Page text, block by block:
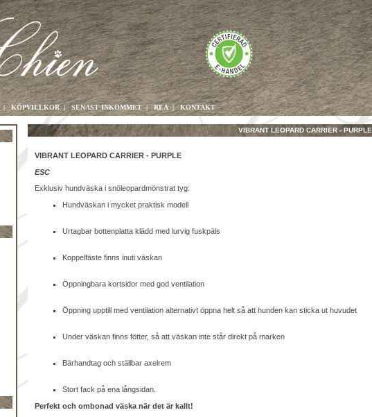
| KÖPVILLKOR| SENAST INKOMMET| REA|KONTAKT
VIBRANT LEOPARD CARRIER - PURPLE
VIBRANT LEOPARD CARRIER - PURPLE
ESC
Exklusiv hundväska i snöleopardmönstrat tyg:
Hundväskan i mycket praktisk modell
Urtagbar bottenplatta klädd med lurvig fuskpäls
Koppelfäste finns inuti väskan
Öppningbara kortsidor med god ventilation
Öppning upptill med ventilation alternativt öppna helt så att hunden kan sticka ut huvudet
Under väskan finns fötter, så att väskan inte står direkt på marken
Bärhandtag och ställbar axelrem
Stort fack på ena långsidan.
Perfekt och ombonad väska när det är kallt!